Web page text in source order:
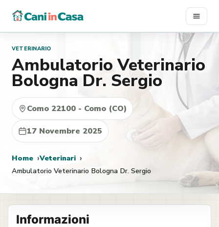
contenuto
VETERINARIO
Ambulatorio Veterinario
Bologna Dr. Sergio
Como 22100 - Como (CO)
17 Novembre 2025
Home
Veterinari
Ambulatorio Veterinario Bologna Dr. Sergio
Informazioni